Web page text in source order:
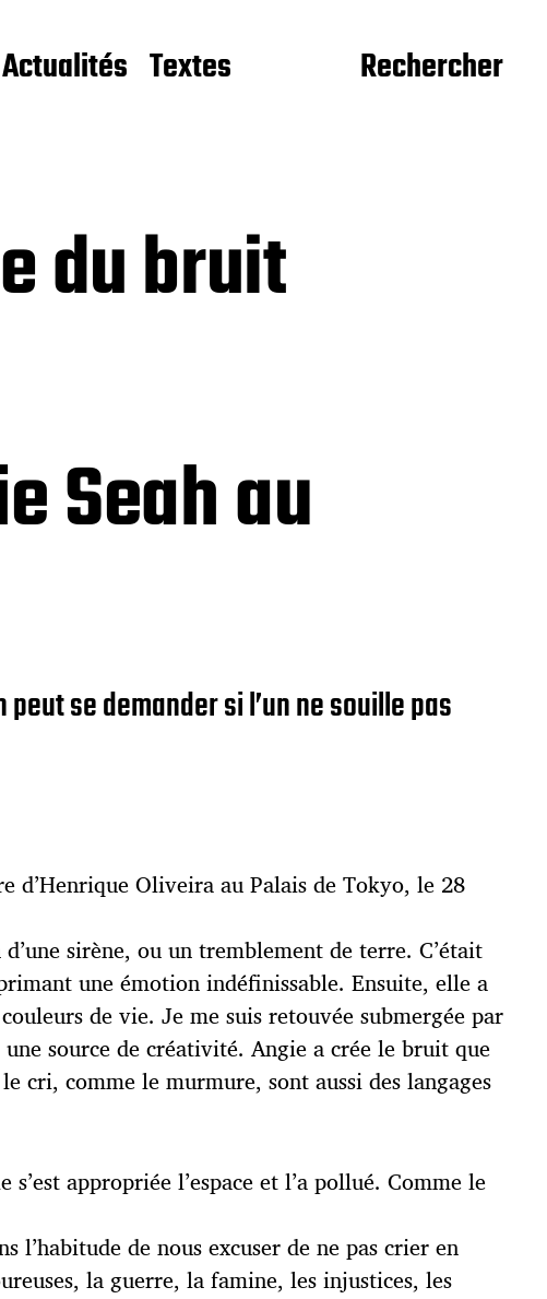
Actualités Textes
Rechercher
du bruit
Seah au
se demander si l’un ne souille pas
d’Henrique Oliveira au Palais de Tokyo, le 28
sirène, ou un tremblement de terre. C’était
une émotion indéfinissable. Ensuite, elle a
de vie. Je me suis retouvée submergée par
une source de créativité. Angie a crée le bruit que
cri, comme le murmure, sont aussi des langages
appropriée l’espace et l’a pollué. Comme le
l’habitude de nous excuser de ne pas crier en
la guerre, la famine, les injustices, les